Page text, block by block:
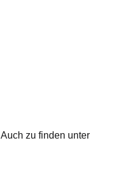
Auch zu finden unter